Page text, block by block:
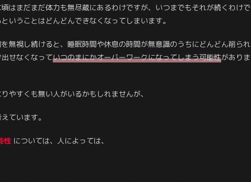
はまだまだ体力も無尽蔵にあるわけですが、いつまでもそれが続くわけで
いうことはどんどんできなくなってしまいます。
無視し続けると、睡眠時間や休息の時間が無意識のうちにどんどん削られ
せなくなっていつのまにかオーバーワークになってしまう可能性がありま
やすくも無い人がいるかもしれませんが、
ています。
性 については、人によっては、